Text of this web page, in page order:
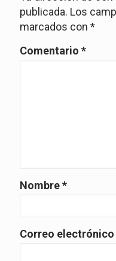
publicada. Los
marcados con *
Comentario *
Nombre*
Correo electrónico